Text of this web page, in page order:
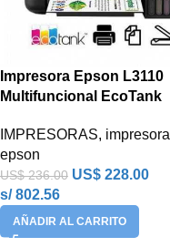
Impresora Epson L3110
Multifuncional EcoTank
IMPRESORAS, impresora
epson
US$236.00 US$ 228.00
s/ 802.56
AÑADIR AL CARRITO